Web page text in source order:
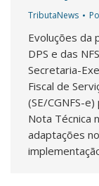
TributaNews
Evoluções da
DPS e das
Secretaria-
Fiscal de
(SE/CGNFS-
Nota Técnica
adaptações